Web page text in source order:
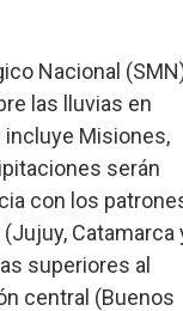
Nacional
las lluvias en
incluye Misiones,
serán
con los
Catamarca
superiores al
central (Buenos